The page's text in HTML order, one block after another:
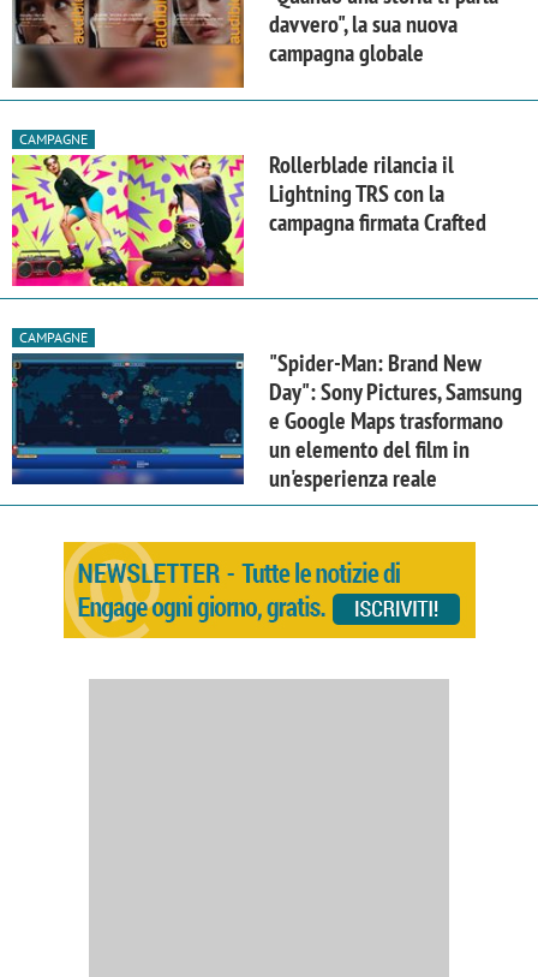
davvero", la sua nuova
campagna globale
CAMPAGNE
Rollerblade rilancia il
Lightning TRS con la
campagna firmata Crafted
CAMPAGNE
"Spider-Man: Brand New
Day": Sony Pictures, Samsung
e Google Maps trasformano
un elemento del film in
un'esperienza reale